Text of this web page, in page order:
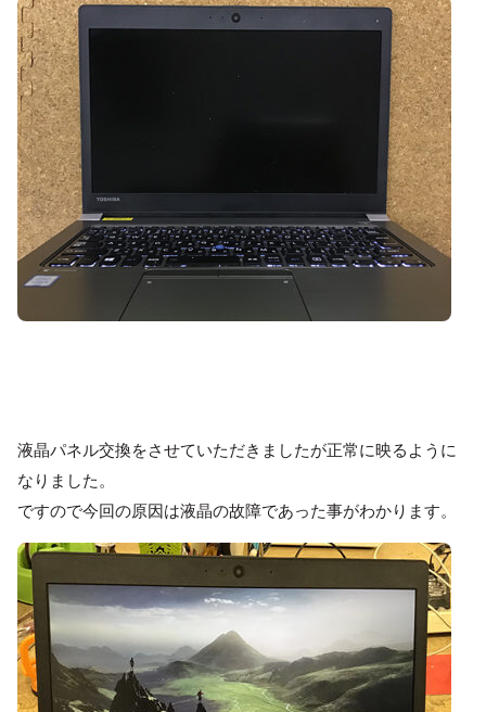
液晶パネル交換をさせていただきましたが正常に映るように
なりました。
ですので今回の原因は液晶の故障であった事がわかります。